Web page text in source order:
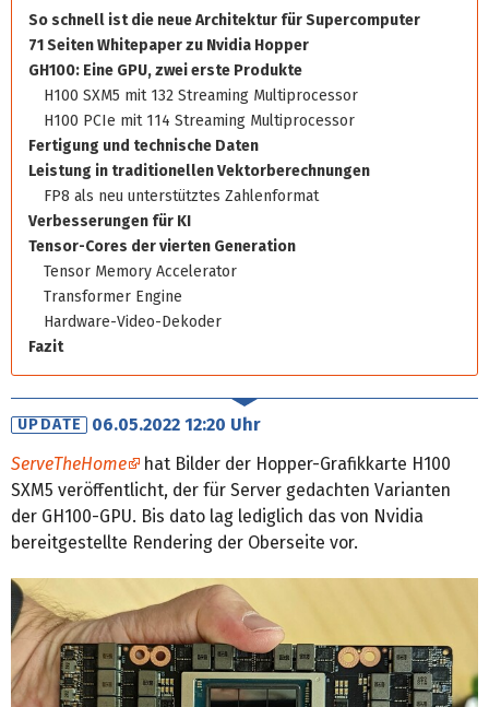
So schnell ist die neue Architektur für Supercomputer
71 Seiten Whitepaper zu Nvidia Hopper
GH100: Eine GPU, zwei erste Produkte
H100 SXM5 mit 132 Streaming Multiprocessor
H100 PCIe mit 114 Streaming Multiprocessor
Fertigung und technische Daten
Leistung in traditionellen Vektorberechnungen
FP8 als neu unterstütztes Zahlenformat
Verbesserungen für KI
Tensor-Cores der vierten Generation
Tensor Memory Accelerator
Transformer Engine
Hardware-Video-Dekoder
Fazit
UPDATE
06.05.2022 12:20 Uhr
ServeTheHome
hat Bilder der Hopper-Grafikkarte H100
SXM5 veröffentlicht, der für Server gedachten Varianten
der GH100-GPU. Bis dato lag lediglich das von Nvidia
bereitgestellte Rendering der Oberseite vor.